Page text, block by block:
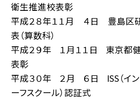
衛生推進校表彰
平成２８年１１月 ４日 豊島区
表（算数科）
平成２９年 １月１１日 東京都
表彰
平成３０年 ２月 ６日 ISS（イン
ーフスクール）認証式